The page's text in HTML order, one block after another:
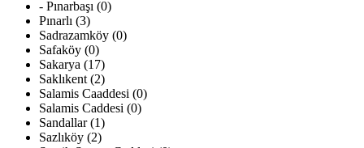
- Pınarbaşı (0)
Pınarlı (3)
Sadrazamköy (0)
Safaköy (0)
Sakarya (17)
Saklıkent (2)
Salamis Caaddesi (0)
Salamis Caddesi (0)
Sandallar (1)
Sazlıköy (2)